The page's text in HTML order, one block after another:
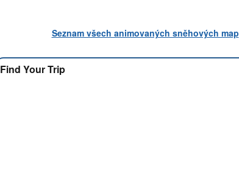
Seznam všech animovaných sněhových map
Find Your Trip